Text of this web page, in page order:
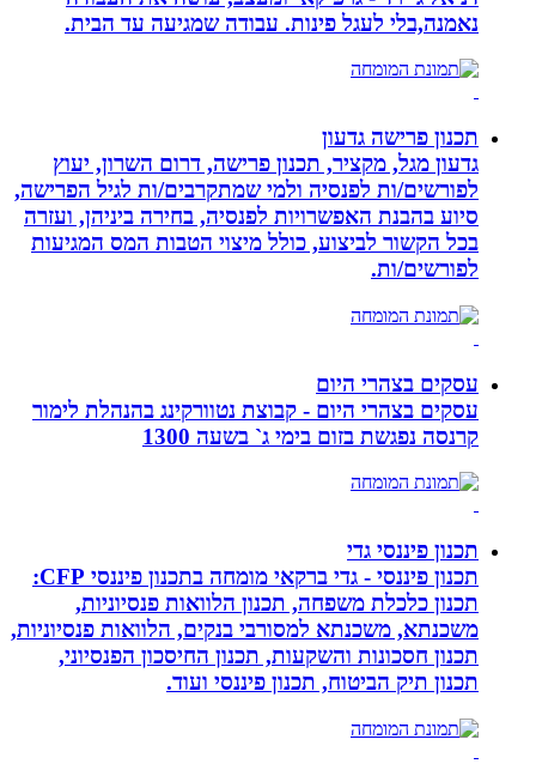
נאמנה,בלי לעגל פינות. עבודה שמגיעה עד הבית.
תכנון פרישה גדעון
גדעון מגל, מקציר, תכנון פרישה, דרום השרון, יעוץ
לפורשים/ות לפנסיה ולמי שמתקרבים/ות לגיל הפרישה,
סיוע בהבנת האפשרויות לפנסיה, בחירה ביניהן, ועזרה
בכל הקשור לביצוע, כולל מיצוי הטבות המס המגיעות
לפורשים/ות.
עסקים בצהרי היום
עסקים בצהרי היום - קבוצת נטוורקינג בהנהלת לימור
קרנסה נפגשת בזום בימי ג` בשעה 1300
תכנון פיננסי גדי
תכנון פיננסי - גדי ברקאי מומחה בתכנון פיננסי CFP:
תכנון כלכלת משפחה, תכנון הלוואות פנסיוניות,
משכנתא, משכנתא למסורבי בנקים, הלוואות פנסיוניות,
תכנון חסכונות והשקעות, תכנון החיסכון הפנסיוני,
תכנון תיק הביטוח, תכנון פיננסי ועוד.